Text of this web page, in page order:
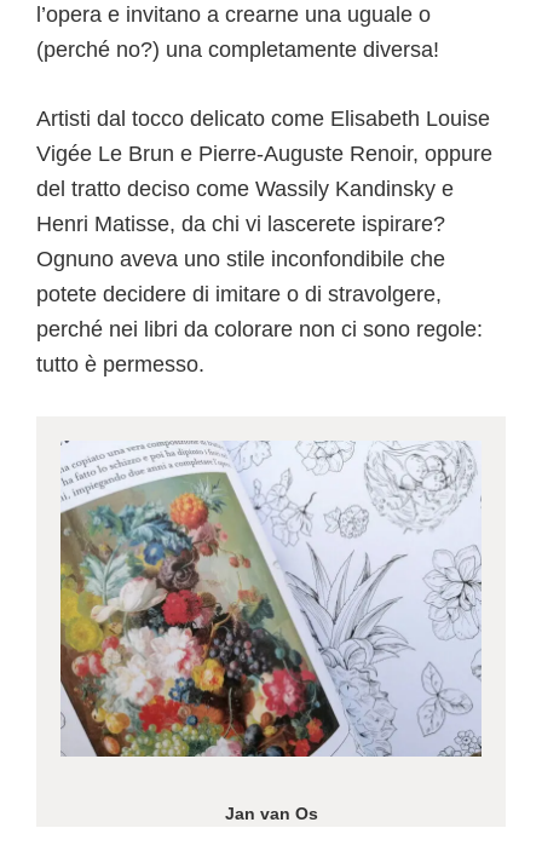
l’opera e invitano a crearne una uguale o
(perché no?) una completamente diversa!
Artisti dal tocco delicato come Elisabeth Louise
Vigée Le Brun e Pierre-Auguste Renoir, oppure
del tratto deciso come Wassily Kandinsky e
Henri Matisse, da chi vi lascerete ispirare?
Ognuno aveva uno stile inconfondibile che
potete decidere di imitare o di stravolgere,
perché nei libri da colorare non ci sono regole:
tutto è permesso.
Jan van Os